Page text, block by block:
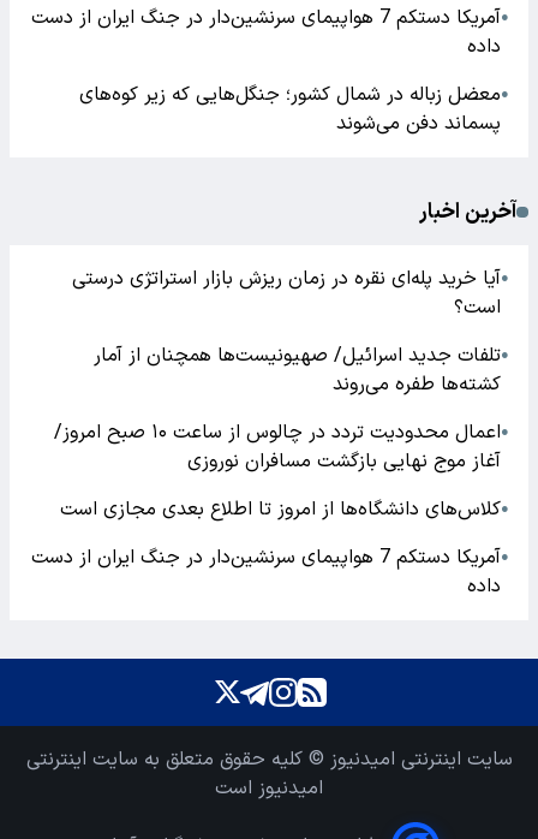
●
آمریکا دستکم 7 هواپیمای سرنشین‌دار در جنگ ایران از دست
داده
●معضل زباله در شمال کشور؛ جنگل‌هایی که زیر کوه‌های
پسماند دفن می‌شوند
آخرین اخبار
●آیا خرید پله‌ای نقره در زمان ریزش بازار استراتژی درستی
است؟
●تلفات جدید اسرائیل/ صهیونیست‌ها همچنان از آمار
کشته‌ها طفره می‌روند
●
اعمال محدودیت تردد در چالوس از ساعت ۱۰ صبح امروز/
آغاز موج نهایی بازگشت مسافران نوروزی
●کلاس‌های دانشگاه‌ها از امروز تا اطلاع بعدی مجازی است
●
آمریکا دستکم 7 هواپیمای سرنشین‌دار در جنگ ایران از دست
داده
سایت اینترنتی امیدنیوز © کلیه حقوق متعلق به سایت اینترنتی
امیدنیوز است